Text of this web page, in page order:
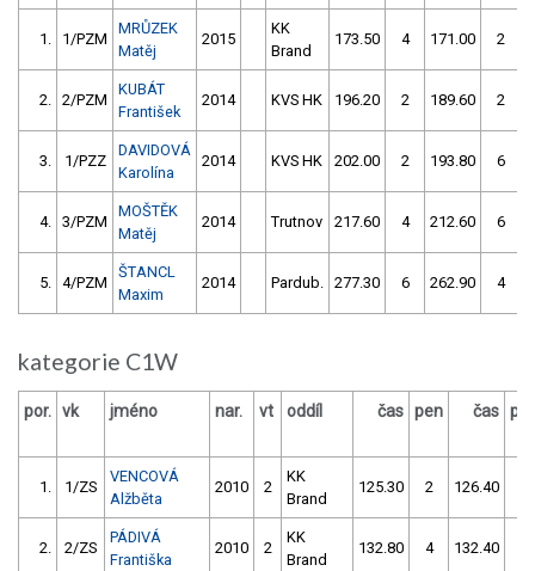
1. 1/PZM
MRŮZEK
Matěj
2015
KK
Brand
173.50 4 171.00 2
2. 2/PZM
KUBÁT
František
2014 KVS HK 196.20 2 189.60 2
3. 1/PZZ
DAVIDOVÁ
Karolína
2014 KVS HK 202.00 2 193.80 6
4. 3/PZM
MOŠTĚK
Matěj
2014 Trutnov 217.60 4 212.60 6
5. 4/PZM
ŠTANCL
Maxim
2014 Pardub. 277.30 6 262.90 4
kategorie C1W
por. vk jméno nar. vt oddíl čas pen čas
1. 1/ZS
VENCOVÁ
Alžběta
2010 2
KK
Brand
125.30 2 126.40
2. 2/ZS
PÁDIVÁ
Františka
2010 2
KK
Brand
132.80 4 132.40